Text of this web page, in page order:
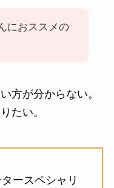
におススメの
方が分からない。
たい。
ースペシャリ